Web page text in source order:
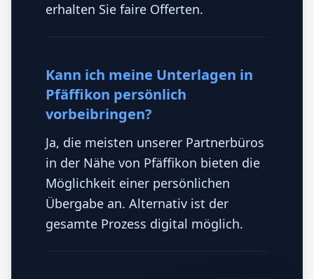
erhalten Sie faire Offerten.
Kann ich meine Unterlagen in
Pfäffikon persönlich
vorbeibringen?
Ja, die meisten unserer Partnerbüros
in der Nähe von Pfäffikon bieten die
Möglichkeit einer persönlichen
Übergabe an. Alternativ ist der
gesamte Prozess digital möglich.